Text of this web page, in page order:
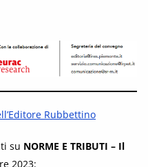
Rubbettino
su NORME E TRIBUTI – Il
2023: